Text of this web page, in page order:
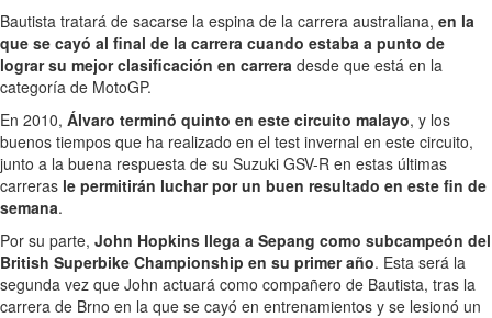
Bautista tratará de sacarse la espina de la carrera australiana, en la
que se cayó al final de la carrera cuando estaba a punto de
lograr su mejor clasificación en carrera desde que está en la
categoría de MotoGP.
En 2010, Álvaro terminó quinto en este circuito malayo, y los
buenos tiempos que ha realizado en el test invernal en este circuito,
junto a la buena respuesta de su Suzuki GSV-R en estas últimas
carreras le permitirán luchar por un buen resultado en este fin de
semana.
Por su parte, John Hopkins llega a Sepang como subcampeón del
British Superbike Championship en su primer año. Esta será la
segunda vez que John actuará como compañero de Bautista, tras la
carrera de Brno en la que se cayó en entrenamientos y se lesionó un